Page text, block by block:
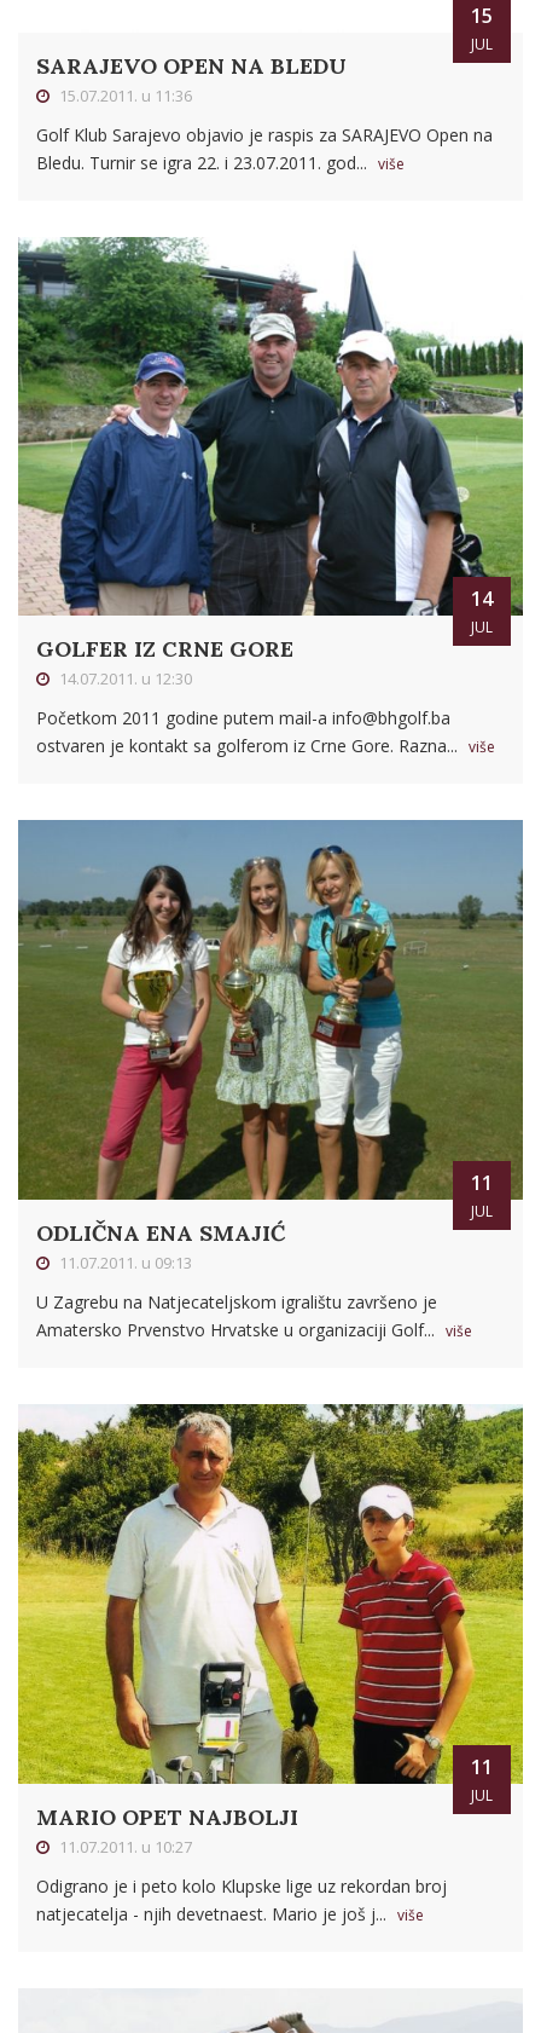
15
JUL
SARAJEVO OPEN NA BLEDU
15.07.2011. u 11:36
Golf Klub Sarajevo objavio je raspis za SARAJEVO Open na
Bledu. Turnir se igra 22. i 23.07.2011. god... više
14
JUL
GOLFER IZ CRNE GORE
14.07.2011. u 12:30
Početkom 2011 godine putem mail-a info@bhgolf.ba
ostvaren je kontakt sa golferom iz Crne Gore. Razna... više
11
JUL
ODLIČNA ENA SMAJIĆ
11.07.2011. u 09:13
U Zagrebu na Natjecateljskom igralištu završeno je
Amatersko Prvenstvo Hrvatske u organizaciji Golf... više
11
JUL
MARIO OPET NAJBOLJI
11.07.2011. u 10:27
Odigrano je i peto kolo Klupske lige uz rekordan broj
natjecatelja - njih devetnaest. Mario je još j... više